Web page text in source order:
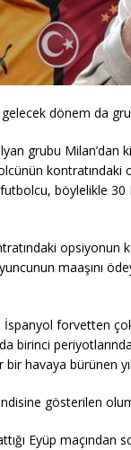
dönem da
grubu
böylelikle
maaşını
İspanyol forvetten
birinci
bir havaya bürünen
gösterilen
Eyüp maçından